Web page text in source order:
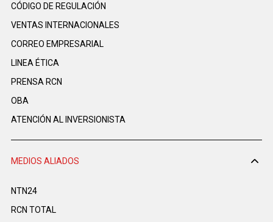
CÓDIGO DE REGULACIÓN
VENTAS INTERNACIONALES
CORREO EMPRESARIAL
LINEA ÉTICA
PRENSA RCN
OBA
ATENCIÓN AL INVERSIONISTA
MEDIOS ALIADOS
NTN24
RCN TOTAL